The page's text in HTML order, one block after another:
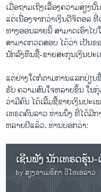
ເມື່ອຖາມເຖິງເລື້ອງຄວາມສ່ຽງ
ແຕ່ເນື່ອງຈາກວ່າເງິນດີຈິຕອລ
ທາງອອນລາຍນີ້ ສາມາດເອົາໄ
ສາມາດກວດສອບ ໄດ້ວ່າ ເປັນຂ
ນັກລົງທຶນຊື້-ຂາຍສະກຸນເງິນປະ
ແຕ່ຢ່າງໃດກໍຕາມການແລກປ່ຽ
ຮັບ ຄວາມສົນໃຈຫລາຍຂຶ້ນ ໃນ
ວ່າມີຄົນ ໄດ້ເລີ້ມຊື້ຂາຍເງິນປະ
ເທຣດຄົນລາວ ທ່ານນຶ່ງ ທີ່ໄດ້ມີ
ຫລາຍປີແລ້ວ. ທ່ານບອກວ່າ:
ເຊີນ​ຟັງ ນັກເທຣດຮຸ້ນ-
by ສຽງອາເມຣິກາ ວີໂອເອລາວ
No media